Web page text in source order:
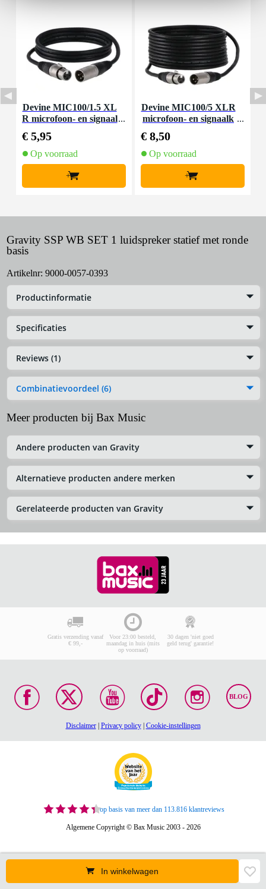
Devine MIC100/1.5 XL
R microfoon- en signaal
€ 5,95
Op voorraad
+
Devine MIC100/5 XLR
microfoon- en signaalk
€ 8,50
Op voorraad
+
Gravity SSP WB SET 1 luidspreker statief met ronde
basis
Artikelnr: 9000-0057-0393
Productinformatie
Specificaties
Reviews (1)
Combinatievoordeel (6)
Meer producten bij Bax Music
Andere producten van Gravity
Alternatieve producten andere merken
Gerelateerde producten van Gravity
In winkelwagen
Gratis verzending vanaf
€ 99,-
Voor 23:00 besteld,
maandag in huis (mits
op voorraad)
30 dagen 'niet goed
geld terug' garantie!
BLOG
Disclaimer| Privacy policy| Cookie-instellingen
op basis van meer dan 113.816 klantreviews
Algemene Copyright © Bax Music 2003 - 2026